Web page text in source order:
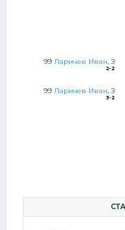
99 Ларичев Иван, З
2-2
99 Ларичев Иван, З
3-2